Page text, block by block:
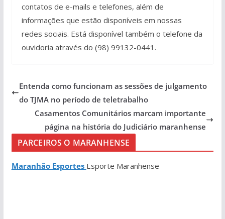
contatos de e-mails e telefones, além de
informações que estão disponíveis em nossas
redes sociais. Está disponível também o telefone da
ouvidoria através do (98) 99132-0441.
Entenda como funcionam as sessões de julgamento
do TJMA no período de teletrabalho
Casamentos Comunitários marcam importante
página na história do Judiciário maranhense
PARCEIROS O MARANHENSE
Maranhão Esportes Esporte Maranhense